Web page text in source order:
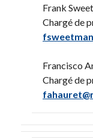
Frank
Chargé de
Francisco
Chargé de